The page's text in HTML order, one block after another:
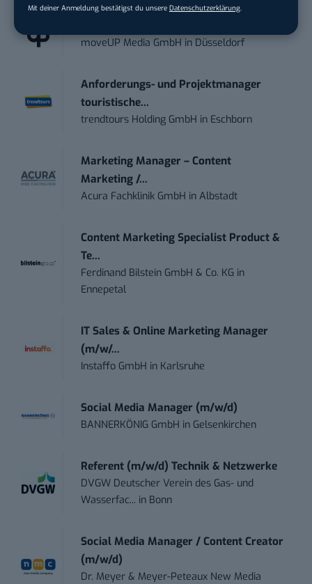
Mit deiner Anmeldung bestätigst du unsere Datenschutzerklärung
moveUP Media GmbH in Düsseldorf
Anforderungs- und Projektmanager
touristische...
trendtours Holding GmbH in Eschborn
Marketing Manager – Content
Marketing /...
Acura Fachklinik GmbH inAlbstadt
Content Marketing Specialist Product &
Te...
Ferdinand Bilstein GmbH & Co. KG in
Ennepetal
IT Sales & Online Marketing Manager
(m/w/...
Instaffo GmbH in Karlsruhe
Social Media Manager (m/w/d)
BANNERKÖNIG GmbH in Gelsenkirchen
Referent (m/w/d) Technik & Netzwerke
DVGW Deutscher Verein des Gas- und
Wasserfac... in Bonn
Social Media Manager / Content Creator
(m/w/d)
Dr. Meyer & Meyer-Peteaux New Media